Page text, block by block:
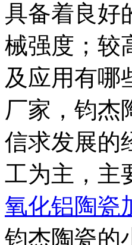
具备着良好
械强度；较
及应用有哪
厂家，钧杰
信求发展的
工为主，主
氧化铝陶瓷
钧杰陶瓷的